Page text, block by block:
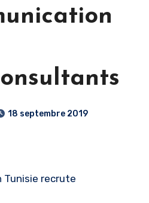
18 septembre 2019
Tunisie recrute